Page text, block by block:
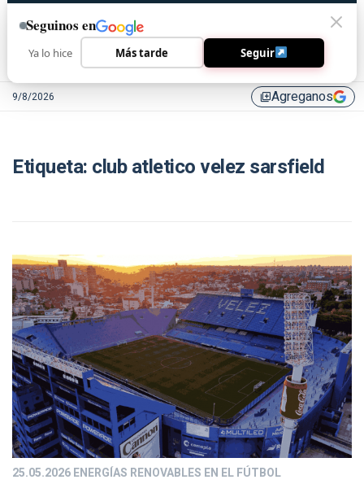
9/8/2026 library_addAgreganos
Etiqueta: club atletico velez sarsfield
25.05.2026ENERGÍAS RENOVABLES EN EL FÚTBOL
Seguinos en
Ya lo hice Más tarde Seguir